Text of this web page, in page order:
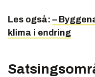
Les også: –
klima i endring